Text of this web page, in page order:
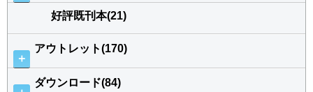
好評既刊本(21)
＋
アウトレット(170)
ダウンロード(84)